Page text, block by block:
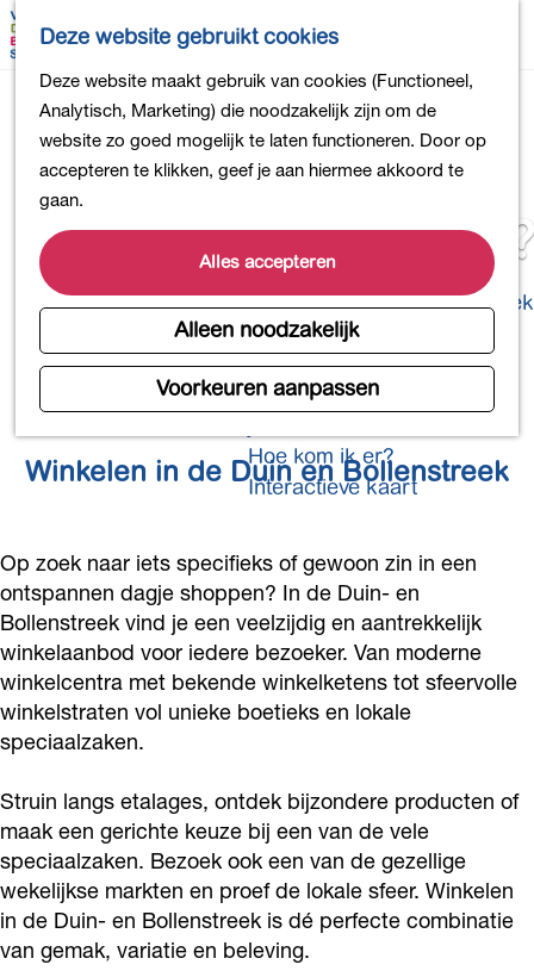
Deze website gebruikt cookies
Deze website maakt gebruik van cookies (Functioneel,
Analytisch, Marketing) die noodzakelijk zijn om de
website zo goed mogelijk te laten functioneren. Door op
accepteren te klikken, geef je aan hiermee akkoord te
gaan.
Alles accepteren
Alleen noodzakelijk
Voorkeuren aanpassen
K
a
r
t
Z
e
k
e
n
e
n
u
Bollen en Bloemen
Uit eten
DB4daagse - Inschrijven
Kinderactiviteiten
De natuur in
Musea en meer
Producten uit de Bollenstreek
Gezond en actief
Overnachten
Hoe kom ik er?
Interactieve kaart
Zin om te shoppen?
Winkelen in de Duin en Bollenstreek
Op zoek naar iets specifieks of gewoon zin in een
ontspannen dagje shoppen? In de Duin- en
Bollenstreek vind je een veelzijdig en aantrekkelijk
winkelaanbod voor iedere bezoeker. Van moderne
winkelcentra met bekende winkelketens tot sfeervolle
winkelstraten vol unieke boetieks en lokale
speciaalzaken.
Struin langs etalages, ontdek bijzondere producten of
maak een gerichte keuze bij een van de vele
speciaalzaken. Bezoek ook een van de gezellige
wekelijkse markten en proef de lokale sfeer. Winkelen
in de Duin- en Bollenstreek is dé perfecte combinatie
van gemak, variatie en beleving.